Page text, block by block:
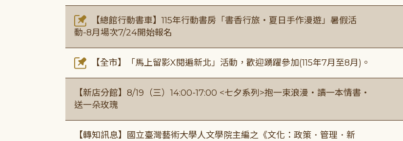
【總館行動書車】115年行動書房「書香行旅・夏日手作漫遊」暑假活
動-8月場次7/24開始報名
【全市】「馬上留影X閱遍新北」活動，歡迎踴躍參加(115年7月至8月)。
【新店分館】8/19（三）14:00-17:00 <七夕系列>抱一束浪漫・讀一本情書・
送一朵玫瑰
【轉知訊息】國立臺灣藝術大學人文學院主編之《文化：政策．管理．新